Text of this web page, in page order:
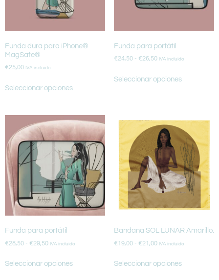
Funda dura para iPhone®
MagSafe®
€25,00 IVA incluido
Seleccionar opciones
Funda para portátil
€24,50 - €26,50 IVA incluido
Seleccionar opciones
Funda para portátil
€28,50 - €29,50 IVA incluido
Seleccionar opciones
Bandana SOL LUNAR Amarillo.
€ 19,00 - €21,00 IVA incluido
Seleccionar opciones